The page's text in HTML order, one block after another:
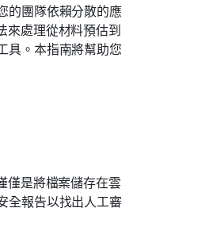
的團隊依賴分散的應
來處理從材料預估到
具。本指南將幫助您
僅是將檔案儲存在雲
全報告以找出人工審